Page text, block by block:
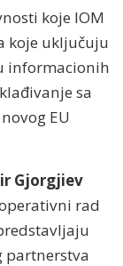
koje IOM
koje uključuju
informacionih
sa
EU
Gjorgjiev
rad
partnerstva